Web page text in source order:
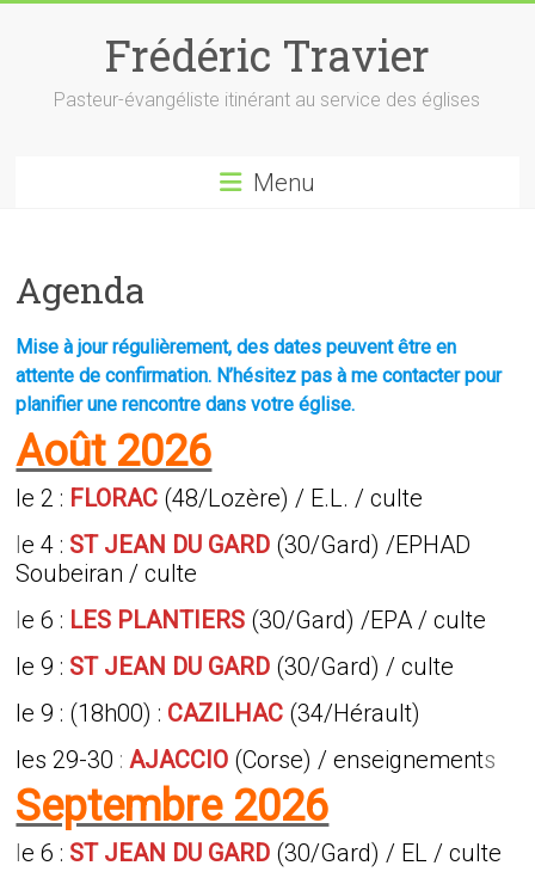
Frédéric Travier
Pasteur-évangéliste itinérant au service des églises
Menu
Agenda
Mise à jour régulièrement, des dates peuvent être en
attente de confirmation. N’hésitez pas à me contacter pour
planifier une rencontre dans votre église.
Août 2026
le 2 : FLORAC (48/Lozère) / E.L. / culte
le 4 : ST JEAN DU GARD (30/Gard) /EPHAD
Soubeiran / culte
le 6 : LES PLANTIERS (30/Gard) /EPA / culte
le 9 : ST JEAN DU GARD (30/Gard) / culte
le 9 : (18h00) : CAZILHAC (34/Hérault)
les 29-30 :AJACCIO (Corse) / enseignements
Septembre 2026
le 6 : ST JEAN DU GARD (30/Gard) / EL / culte